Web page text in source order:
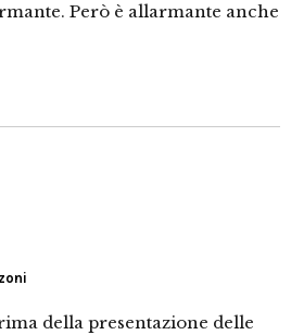
Però è allarmante anche
della presentazione delle